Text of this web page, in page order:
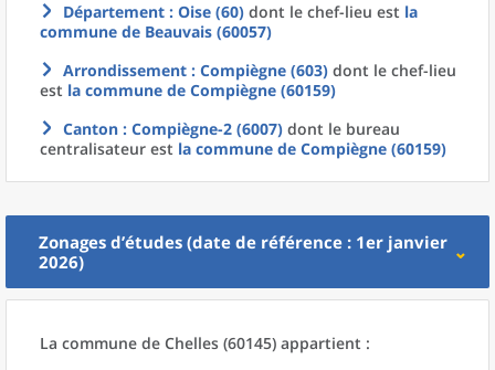
Département : Oise (60) dont le chef-lieu est la
commune de Beauvais (60057)
Arrondissement : Compiègne (603) dont le chef-lieu
est la commune de Compiègne (60159)
Canton : Compiègne-2 (6007) dont le bureau
centralisateur est la commune de Compiègne (60159)
Zonages d’études (date de référence : 1er janvier
2026)
La commune de Chelles (60145) appartient :